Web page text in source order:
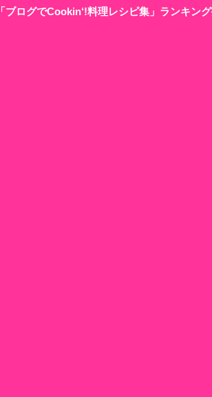
「ブログでCookin‘!料理レシピ集」ランキン